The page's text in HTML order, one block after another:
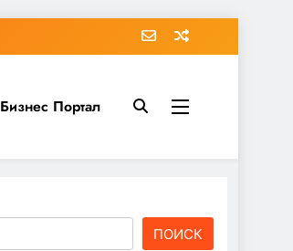
Бизнес Портал
ПОИСК